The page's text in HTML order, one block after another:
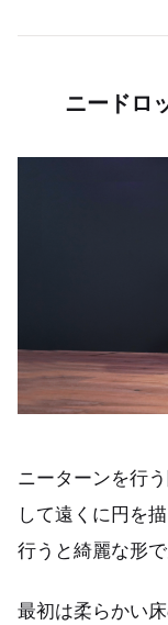
ニードロ
ニーターンを行
して遠くに円を
行うと綺麗な形
最初は柔らかい